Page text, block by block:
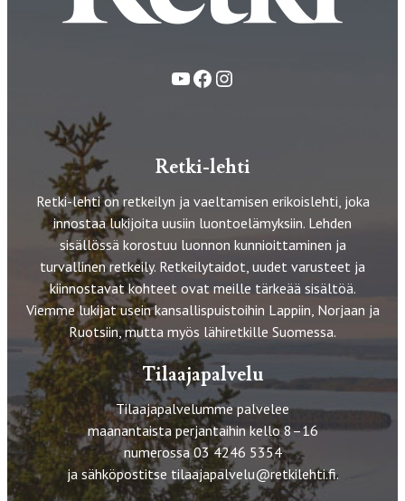
YouTube
FacebookInstagram
Retki-lehti
Retki-lehti on retkeilyn ja vaeltamisen erikoislehti, joka
innostaa lukijoita uusiin luontoelämyksiin. Lehden
sisällössä korostuu luonnon kunnioittaminen ja
turvallinen retkeily. Retkeilytaidot, uudet varusteet ja
kiinnostavat kohteet ovat meille tärkeää sisältöä.
Viemme lukijat usein kansallispuistoihin Lappiin, Norjaan ja
Ruotsiin, mutta myös lähiretkille Suomessa.
Tilaajapalvelu
Tilaajapalvelumme palvelee
maanantaista perjantaihin kello 8–16
numerossa 03 4246 5354
ja sähköpostitse tilaajapalvelu@retkilehti.fi.